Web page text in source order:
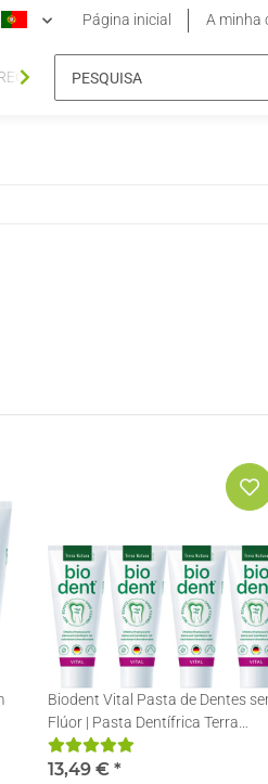
Página inicial A minha
DE EDULCORANTES
Biodent Vital Pasta de Dentes
Flúor | Pasta Dentífrica Terra
Natura | 4 x 75ml
13,49 € *